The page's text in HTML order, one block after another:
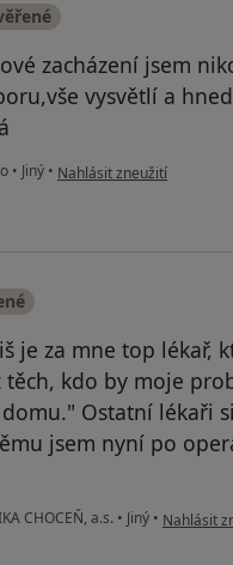
zacházení jsem
vysvětlí a
• Jiný • podle názoru uživatele
Nahlásit zneužití
je za mne top lékař,
kdo by moje
Ostatní lékaři
jsem nyní po
CHOCEŇ, a.s. • Jiný • podle
Nahlásit